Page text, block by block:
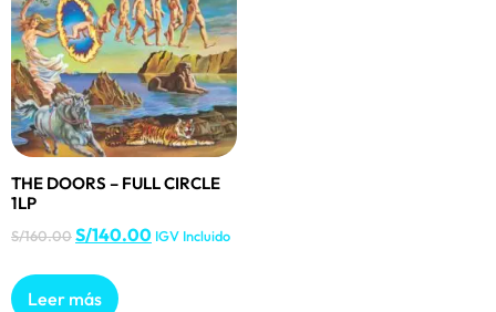
THE DOORS – FULL CIRCLE
1LP
S/160.00S/140.00 IGV Incluido
Leer más